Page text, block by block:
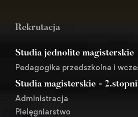
Rekrutacja
Studia jednolite magisterskie
Pedagogika przedszkolna i
Studia magisterskie -
Administracja
Pielęgniarstwo